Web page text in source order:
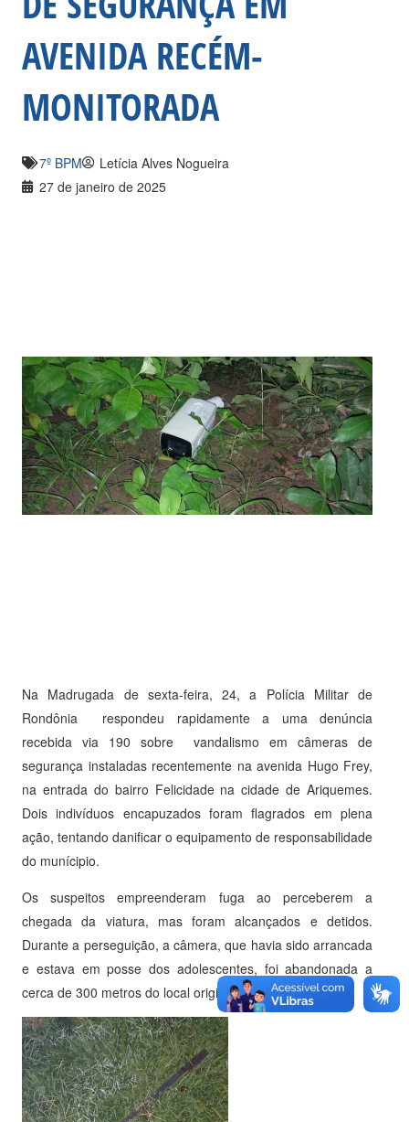
AVENIDA RECÉM-
MONITORADA
7º BPM
Letícia Alves Nogueira
27 de janeiro de 2025
Na Madrugada de sexta-feira, 24, a Polícia Militar de
Rondônia respondeu rapidamente a uma denúncia
recebida via 190 sobre vandalismo em câmeras de
segurança instaladas recentemente na avenida Hugo Frey,
na entrada do bairro Felicidade na cidade de Ariquemes.
Dois indivíduos encapuzados foram flagrados em plena
ação, tentando danificar o equipamento de responsabilidade
do munícipio.
Os suspeitos empreenderam fuga ao perceberem a
chegada da viatura, mas foram alcançados e detidos.
Durante a perseguição, a câmera, que havia sido arrancada
e estava em posse dos adolescentes, foi abandonada a
cerca de 300 metros do local original.